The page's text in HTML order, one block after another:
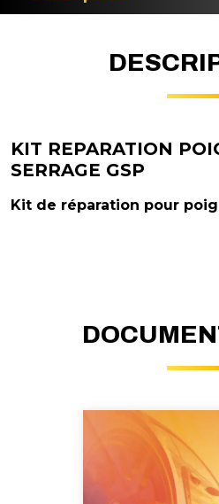
KIT REPARATION
SERRAGE GSP
Kit de réparation pour